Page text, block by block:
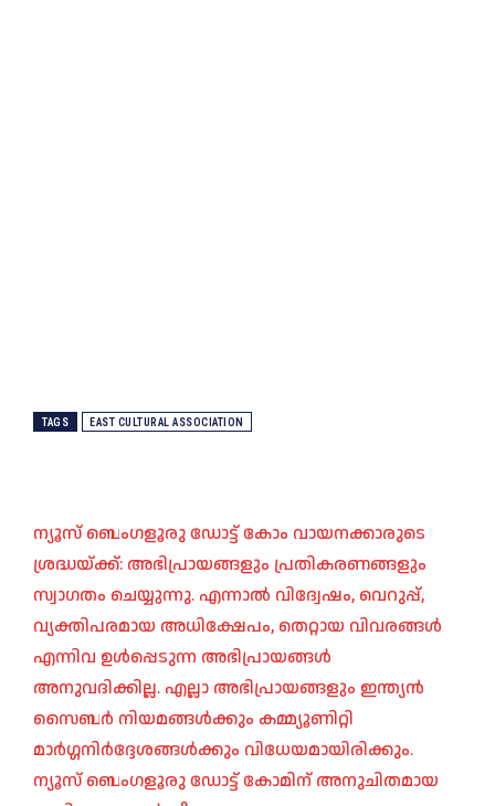
TAGS EAST CULTURAL ASSOCIATION
ന്യൂസ് ബെംഗളൂരു ഡോട്ട് കോം വായനക്കാരുടെ
ശ്രദ്ധയ്ക്ക്: അഭിപ്രായങ്ങളും പ്രതികരണങ്ങളും
സ്വാഗതം ചെയ്യുന്നു. എന്നാൽ വിദ്വേഷം, വെറുപ്പ്,
വ്യക്തിപരമായ അധിക്ഷേപം, തെറ്റായ വിവരങ്ങൾ
എന്നിവ ഉൾപ്പെടുന്ന അഭിപ്രായങ്ങൾ
അനുവദിക്കില്ല. എല്ലാ അഭിപ്രായങ്ങളും ഇന്ത്യൻ
സൈബർ നിയമങ്ങൾക്കും കമ്മ്യൂണിറ്റി
മാർഗ്ഗനിർദ്ദേശങ്ങൾക്കും വിധേയമായിരിക്കും.
ന്യൂസ് ബെംഗളൂരു ഡോട്ട് കോമിന് അനുചിതമായ